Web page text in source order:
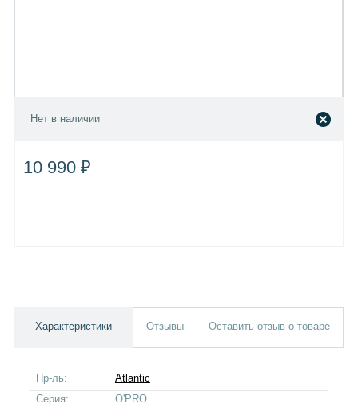
Нет в наличии
10 990 ₽
Характеристики Отзывы Оставить отзыв о товаре
Пр-ль:
Atlantic
Серия:
O'PRO